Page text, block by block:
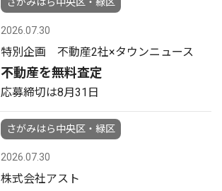
2026.07.30
特別企画 不動産2社×タウンニュース
不動産を無料査定
応募締切は8月31日
さがみはら中央区・緑区
2026.07.30
株式会社アスト